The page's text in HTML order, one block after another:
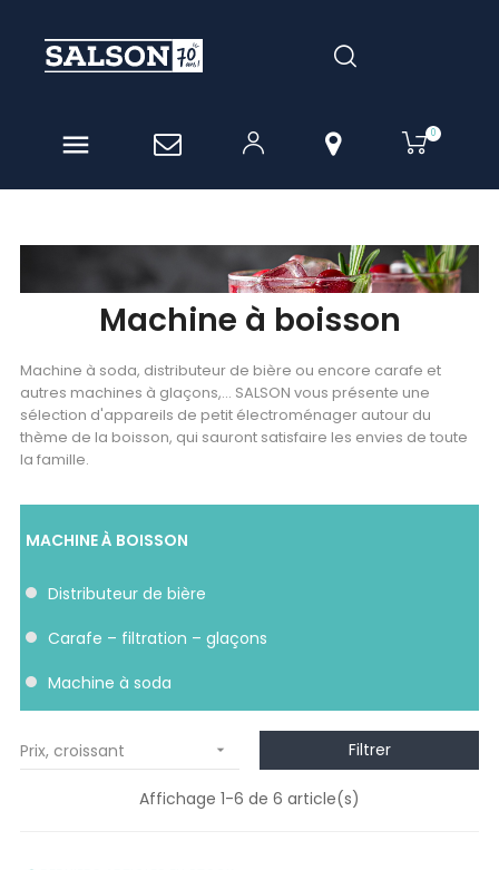
 0
Machine à boisson
Machine à soda, distributeur de bière ou encore carafe et
autres machines à glaçons,… SALSON vous présente une
sélection d'appareils de petit électroménager autour du
thème de la boisson, qui sauront satisfaire les envies de toute
la famille.
MACHINE À BOISSON
distributeur de bière
carafe – filtration – glaçons
machine à soda
Prix, croissant  Filtrer
Affichage 1-6 de 6 article(s)